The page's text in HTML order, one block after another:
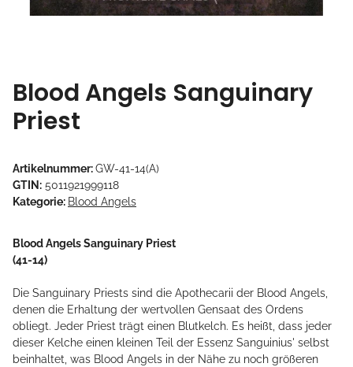
Blood Angels Sanguinary
Priest
Artikelnummer:GW-41-14(A)
GTIN: 5011921999118
Kategorie: Blood Angels
Blood Angels Sanguinary Priest
(41-14)
Die Sanguinary Priests sind die Apothecarii der Blood Angels,
denen die Erhaltung der wertvollen Gensaat des Ordens
obliegt. Jeder Priest trägt einen Blutkelch. Es heißt, dass jeder
dieser Kelche einen kleinen Teil der Essenz Sanguinius' selbst
beinhaltet, was Blood Angels in der Nähe zu noch größeren